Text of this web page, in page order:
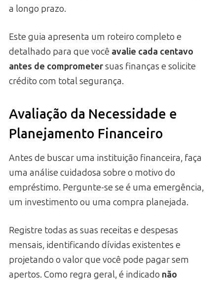
a longo prazo.
Este guia apresenta um roteiro completo e
detalhado para que você avalie cada centavo
antes de comprometersuas finanças e solicite
crédito com total segurança.
Avaliação da Necessidade e
Planejamento Financeiro
Antes de buscar uma instituição financeira, faça
uma análise cuidadosa sobre o motivo do
empréstimo. Pergunte-se se é uma emergência,
um investimento ou uma compra planejada.
Registre todas as suas receitas e despesas
mensais, identificando dívidas existentes e
projetando o valor que você pode pagar sem
apertos. Como regra geral, é indicado não